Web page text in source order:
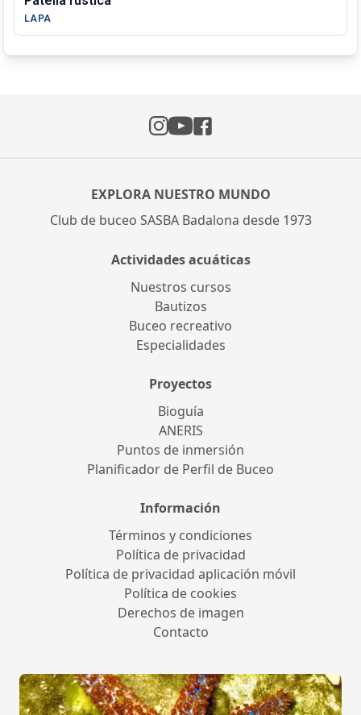
LAPA
EXPLORA NUESTRO MUNDO
Club de buceo SASBA Badalona desde 1973
Actividades acuáticas
Nuestros cursos
Bautizos
Buceo recreativo
Especialidades
Proyectos
Bioguía
ANERIS
Puntos de inmersión
Planificador de Perfil de Buceo
Información
Términos y condiciones
Política de privacidad
Política de privacidad aplicación móvil
Política de cookies
Derechos de imagen
Contacto